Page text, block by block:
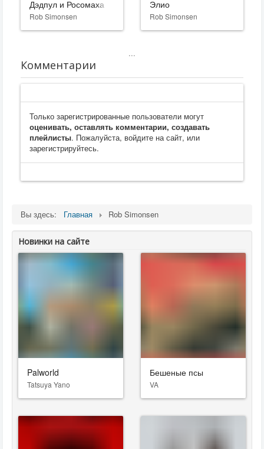
Дэдпул и Росомаха
Rob Simonsen
Элио
Rob Simonsen
...
Комментарии
Только зарегистрированные пользователи могут
оценивать, оставлять комментарии, создавать
плейлисты. Пожалуйста, войдите на сайт, или
зарегистрируйтесь.
Вы здесь: Главная Rob Simonsen
Новинки на сайте
Palworld
Tatsuya Yano
Бешеные псы
VA